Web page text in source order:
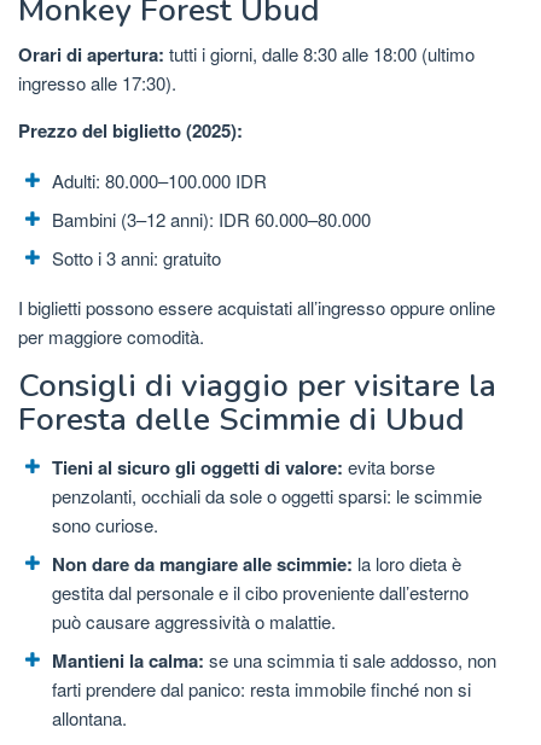
Monkey Forest Ubud
Orari di apertura: tutti i giorni, dalle 8:30 alle 18:00 (ultimo
ingresso alle 17:30).
Prezzo del biglietto (2025):
Adulti: 80.000–100.000 IDR
Bambini (3–12 anni): IDR 60.000–80.000
Sotto i 3 anni: gratuito
I biglietti possono essere acquistati all’ingresso oppure online
per maggiore comodità.
Consigli di viaggio per visitare la
Foresta delle Scimmie di Ubud
Tieni al sicuro gli oggetti di valore: evita borse
penzolanti, occhiali da sole o oggetti sparsi: le scimmie
sono curiose.
Non dare da mangiare alle scimmie: la loro dieta è
gestita dal personale e il cibo proveniente dall’esterno
può causare aggressività o malattie.
Mantieni la calma: se una scimmia ti sale addosso, non
farti prendere dal panico: resta immobile finché non si
allontana.